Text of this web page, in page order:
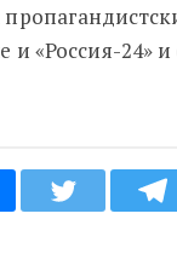
«Россия-24» и